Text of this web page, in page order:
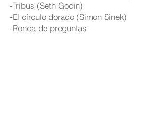
-Tribus (Seth Godin)
-El círculo dorado (Simon Sinek)
-Ronda de preguntas